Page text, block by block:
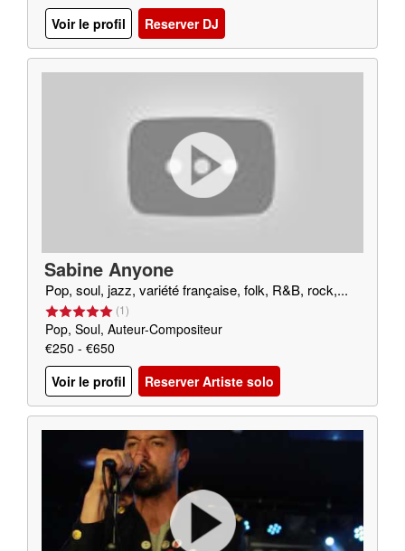
Voir le profil
Reserver DJ
Sabine Anyone
Pop, soul, jazz, variété française, folk, R&B, rock,...
(1)
Pop, Soul, Auteur-Compositeur
€250 - €650
Voir le profil
Reserver Artiste solo